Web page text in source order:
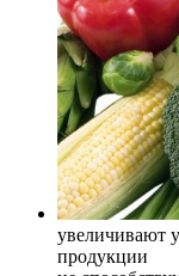
увеличивают
продукции